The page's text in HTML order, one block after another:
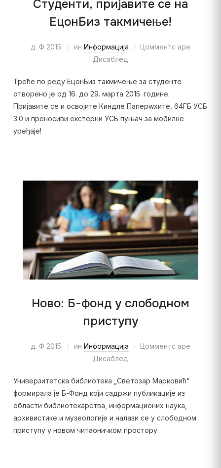
Студенти, пријавите се на
ЕцонБиз такмичење!
д. Ф 2015. ин Информација
Цомментс аре
Дисаблед
Треће по реду ЕцонБиз такмичење за студенте
отворено је од 16. до 29. марта 2015. године.
Пријавите се и освојите Киндле Паперwхите, 64ГБ УСБ
3.0 и преносиви екстерни УСБ пуњач за мобилне
уређаје!
Ново: Б-фонд у слободном
приступу
д. Ф 2015. ин Информација
Цомментс аре
Дисаблед
Универзитетска библиотека „Светозар Марковић“
формирала је Б-Фонд који садржи публикације из
области библиотекарства, информационих наука,
архивистике и музеологије и налази се у слободном
приступу у новом читаоничком простору.